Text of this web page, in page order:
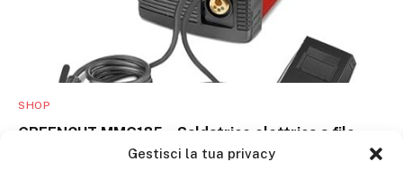
Gestisci la tua privacy
SHOP
GREENCUT MMG185 – Saldatrice elettrica a filo
continuo inverter con gas turbo ventilato, 185A,